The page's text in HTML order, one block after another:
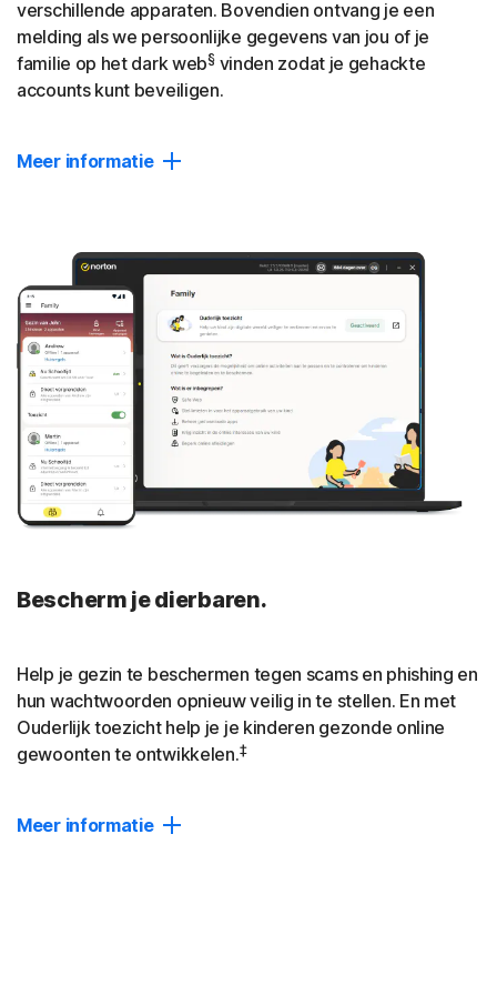
verschillende apparaten. Bovendien ontvang je een
melding als we persoonlijke gegevens van jou of je
familie op het dark web§vinden zodat je gehackte
accounts kunt beveiligen.
Meer informatie
vinden op verborgen sites die worden gebruikt door
identiteitsdieven, en onderneem snel actie om je
accounts te beveiligen en te voorkomen dat ze worden
misbruikt.§
Password Manager
Maak, bewaar en beheer je wachtwoorden, creditcards en
andere persoonlijke gegevens in je digitale privékluis, die
je op al je apparaten kunt openen.
Sluiten
Bescherm je dierbaren.
Help je gezin te beschermen tegen scams en phishing en
hun wachtwoorden opnieuw veilig in te stellen. En met
Ouderlijk toezicht help je je kinderen gezonde online
gewoonten te ontwikkelen.‡
Meer informatie